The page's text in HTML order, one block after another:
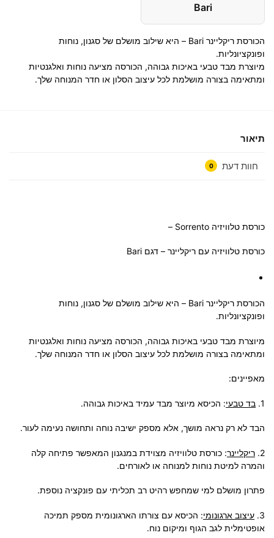
Bari
הכורסת ריקליינר Bari – היא שילוב מושלם של סגנון, נוחות
ופונקציונליות.
מיוצרת מבד טבעי באיכות גבוהה, הכורסה מציעה נוחות ואלגנטיות
ומתאימה בצורה מושלמת לכל עיצוב הסלון או חדר המנוחה שלך.
תיאור
חוות דעת 0
כורסת טלוויזיה Sorrento –
כורסת טלוויזיה עם ריקליינר – דגם Bari
הכורסת ריקליינר Bari – היא שילוב מושלם של סגנון, נוחות
ופונקציונליות.
מיוצרת מבד טבעי באיכות גבוהה, הכורסה מציעה נוחות ואלגנטיות
ומתאימה בצורה מושלמת לכל עיצוב הסלון או חדר המנוחה שלך.
מאפיינים:
1. בד טבעי: הכיסא מיוצר מבד עמיד באיכות גבוהה.
הבד לא רק נראה מושך, אלא מספק ישיבה נוחה ותחושה נעימה לעור.
2. ריקליינר: כורסת טלוויזיה מצוידת במנגנון המאפשר פתיחה קלה
והמרה למיטת נוחות למנוחה או לאורחים.
פתרון מושלם למי שמחפש רהיט רב תכליתי עם פונקציה נוספת.
3. עיצוב ארגונומי: הכיסא עם צורתו הארגונומית מספק תמיכה
אופטימלית לגב הגוף ומיקום נוח.